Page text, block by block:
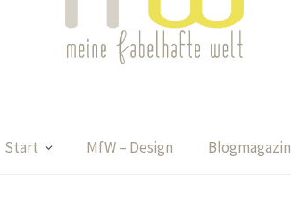
Start MfW – Design Blogmagazin